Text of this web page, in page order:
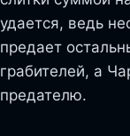
удается, ведь
предает
грабителей, а
предателю.